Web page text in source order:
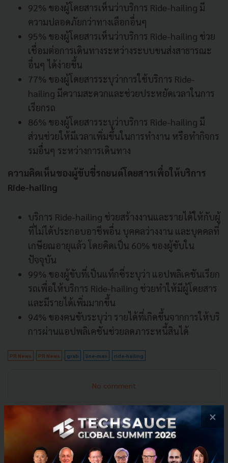
92% ของผู้โดยสารเห็นว่าบริการ Ride-hailing มี
ความปลอดภัยกว่าทางเลือกอื่นๆ
95% ของผู้โดยสารเห็นว่าบริการ Ride-hailing ช่วย
เชื่อมต่อการเดินทางระหว่างระบบขนส่งสาธารณะ
อื่นๆ ได้ง่ายขึ้น
77% ของผู้โดยสารระบุว่าการใช้บริการ Ride-
hailing มีความสะดวกและช่วยประหยัดเวลาในการ
เรียกรถ
86% ของผู้โดยสารระบุว่าบริการ Ride-hailing มี
ส่วนช่วยให้มีเวลาเพิ่มขึ้นในการทำงาน หรือทำกิจกร
รมอื่นๆ ระหว่างการเดินทาง
ความคิดเห็นของผู้ขับขี่รถยนต์โดยสารเพื่อให้บริการ
Ride-hailing
บริการ Ride-hailing ช่วยสร้างงานและรายได้ให้กับผู้
ที่ไม่ได้ประกอบอาชีพอื่น บุคคลว่างงาน และบุคคลที่
เกษียณอายุแล้ว โดยคิดเป็น 60% ของผู้ขับใน
ปัจจุบัน
99% ของผู้ขับที่เป็นแท็กซี่ระบุว่า แอปพลิเคชันเรียก
รถเพื่อให้บริการ Ride-hailing ช่วยทำให้มีผู้โดยสาร
และมีรายได้เพิ่มมากขึ้น
94% ของคนขับระบุว่า รายได้ที่เกิดขึ้นจากการให้บริ
การผ่านแอปพลิเคชันช่วยลดภาระหนี้สินได้
PR News PR News grab line-man ride-hailing
No comment
×